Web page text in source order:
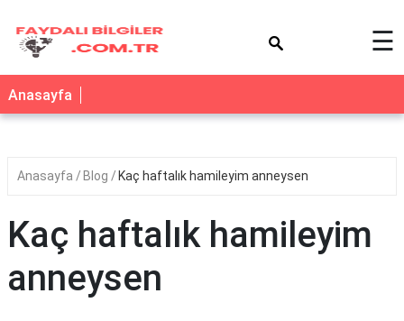
☰
Anasayfa
Anasayfa Blog Kaç haftalık hamileyim anneysen
Kaç haftalık hamileyim
anneysen